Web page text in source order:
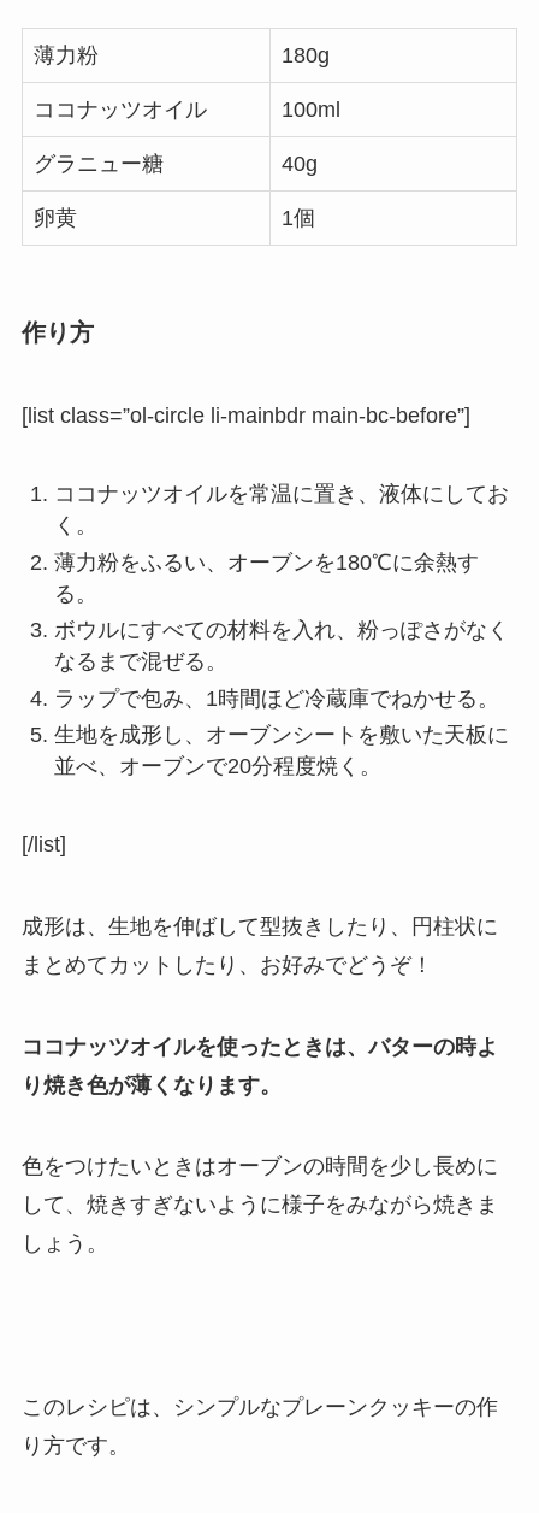
薄力粉 180g
ココナッツオイル 100ml
グラニュー糖 40g
卵黄 1個
作り方
[list class=”ol-circle li-mainbdr main-bc-before”]
ココナッツオイルを常温に置き、液体にしてお
く。
薄力粉をふるい、オーブンを180℃に余熱す
る。
ボウルにすべての材料を入れ、粉っぽさがなく
なるまで混ぜる。
ラップで包み、1時間ほど冷蔵庫でねかせる。
生地を成形し、オーブンシートを敷いた天板に
並べ、オーブンで20分程度焼く。
[/list]
成形は、生地を伸ばして型抜きしたり、円柱状に
まとめてカットしたり、お好みでどうぞ！
ココナッツオイルを使ったときは、バターの時よ
り焼き色が薄くなります。
色をつけたいときはオーブンの時間を少し長めに
して、焼きすぎないように様子をみながら焼きま
しょう。
このレシピは、シンプルなプレーンクッキーの作
り方です。